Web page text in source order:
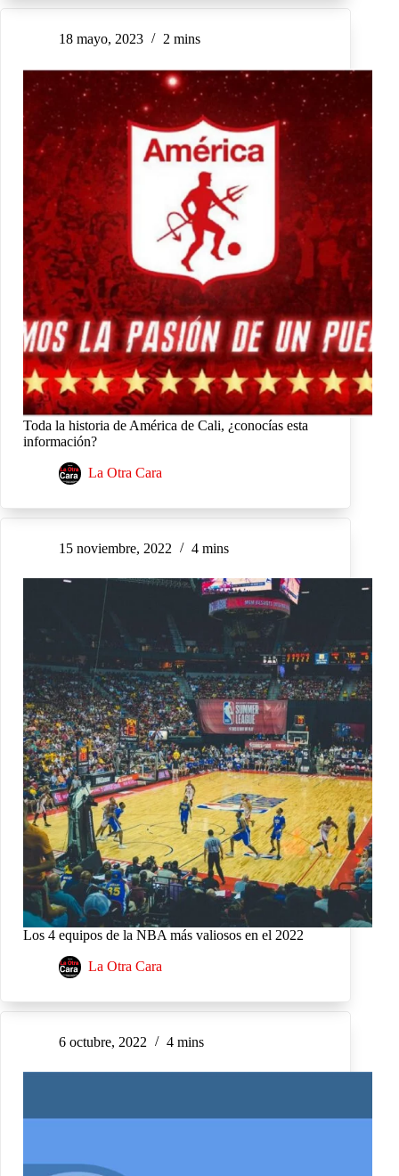
18 mayo, 2023 2 mins
Toda la historia de América de Cali, ¿conocías esta
información?
La Otra Cara
15 noviembre, 2022 4 mins
Los 4 equipos de la NBA más valiosos en el 2022
La Otra Cara
6 octubre, 2022 4 mins